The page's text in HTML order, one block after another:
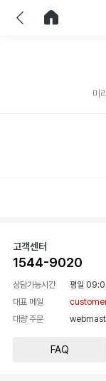
미
고객센터
1544-9020
상담가능시간 평일
대표 메일
대량 주문
FAQ